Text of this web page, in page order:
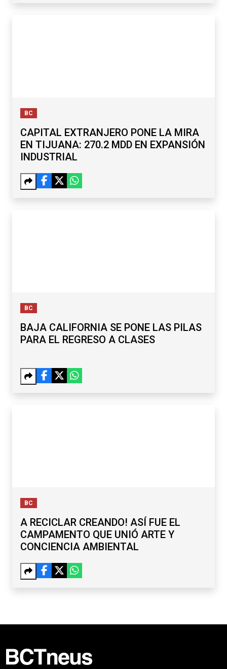
BC
CAPITAL EXTRANJERO PONE LA MIRA
EN TIJUANA: 270.2 MDD EN EXPANSIÓN
INDUSTRIAL
BC
BAJA CALIFORNIA SE PONE LAS PILAS
PARA EL REGRESO A CLASES
BC
A RECICLAR CREANDO! ASÍ FUE EL
CAMPAMENTO QUE UNIÓ ARTE Y
CONCIENCIA AMBIENTAL